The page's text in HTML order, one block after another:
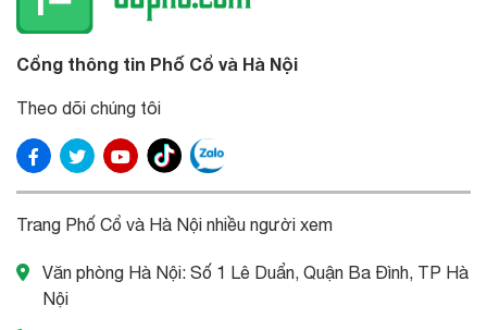
Cổng thông tin Phố Cổ và Hà Nội
Theo dõi chúng tôi
Trang Phố Cổ và Hà Nội nhiều người xem
Văn phòng Hà Nội: Số 1 Lê Duẩn, Quận Ba Đình, TP Hà
Nội